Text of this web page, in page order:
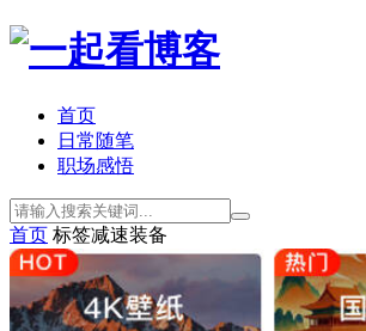
首页
日常随笔
职场感悟
首页 标签减速装备